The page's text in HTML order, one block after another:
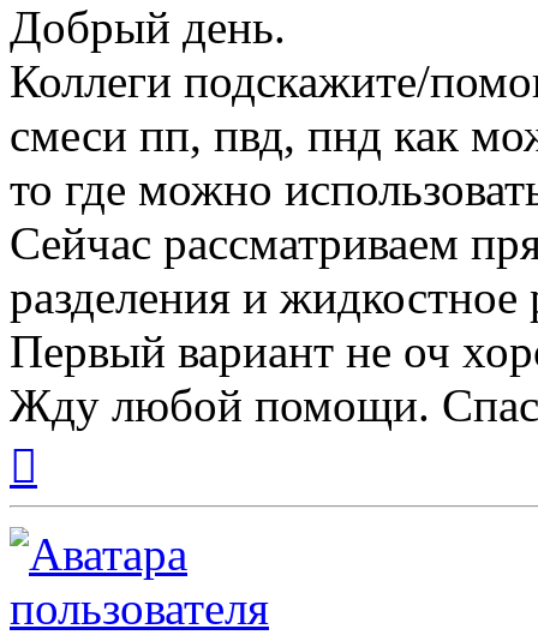
Добрый день.
Коллеги подскажите/
смеси пп, пвд, пнд как
то где можно
Сейчас рассматриваем
разделения и жидкостное
Первый вариант не оч
Жду любой помощи.
началу